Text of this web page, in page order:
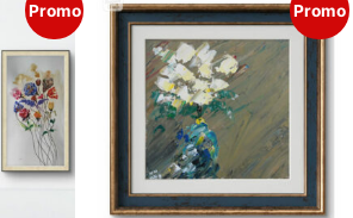
Promo Promo